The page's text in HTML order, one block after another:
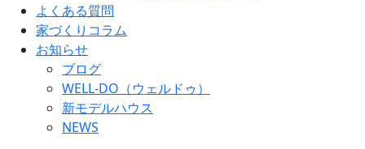
よくある質問
家づくりコラム
お知らせ
ブログ
WELL-DO（ウェルドゥ）
新モデルハウス
NEWS